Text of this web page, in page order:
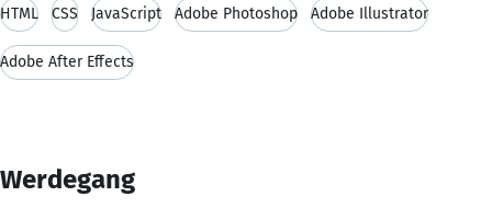
HTML CSS JavaScript Adobe Photoshop Adobe Illustrator
Adobe After Effects
Werdegang